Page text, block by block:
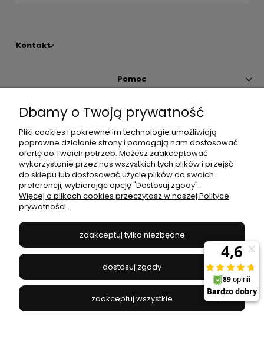
Kontakt
Pomoc
Moje konto
Płatności i dostawa
Informacje
JANEX
669-050-03-43
504 545 749//E-mail:sklep@janexmarket.pl
Dbamy o Twoją prywatność
Pliki cookies i pokrewne im technologie umożliwiają
poprawne działanie strony i pomagają nam dostosować
ofertę do Twoich potrzeb. Możesz zaakceptować
wykorzystanie przez nas wszystkich tych plików i przejść
do sklepu lub dostosować użycie plików do swoich
preferencji, wybierając opcję "Dostosuj zgody".
Więcej o plikach cookies przeczytasz w naszej Polityce
prywatności.
zaakceptuj tylko niezbędne
dostosuj zgody
zaakceptuj wszystkie